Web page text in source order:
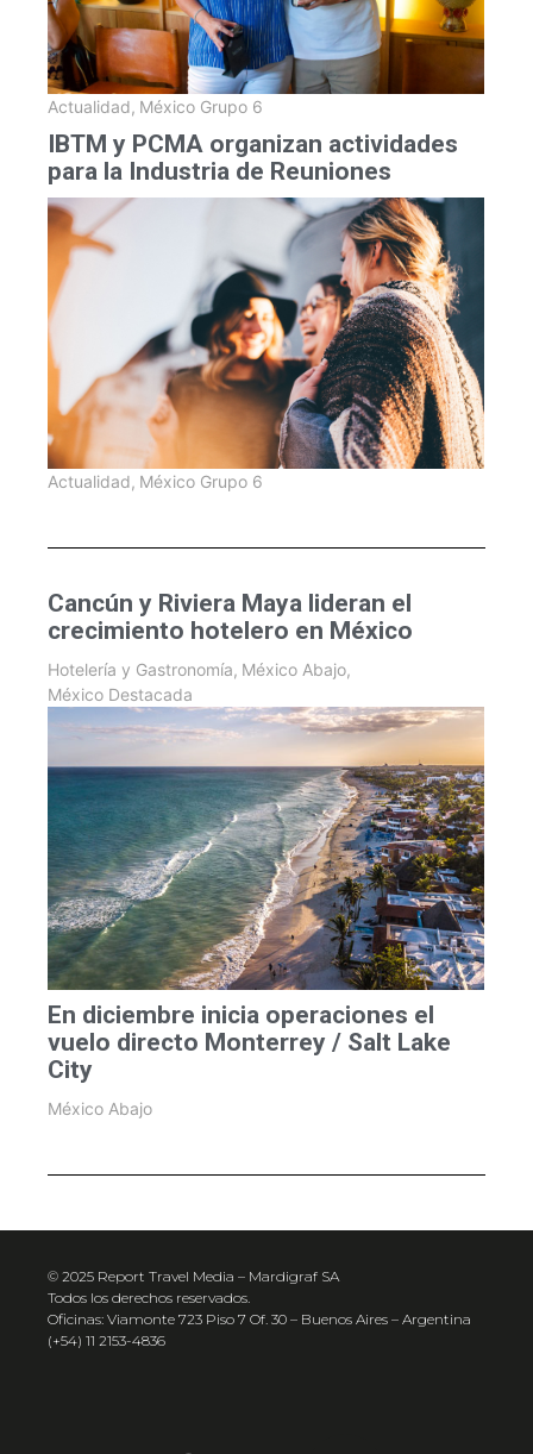
Actualidad, México Grupo 6
IBTM y PCMA organizan actividades
para la Industria de Reuniones
Actualidad, México Grupo 6
Cancún y Riviera Maya lideran el
crecimiento hotelero en México
Hotelería y Gastronomía, México Abajo,
México Destacada
En diciembre inicia operaciones el
vuelo directo Monterrey / Salt Lake
City
México Abajo
© 2025 Report Travel Media – Mardigraf SA
Todos los derechos reservados.
Oficinas: Viamonte 723 Piso 7 Of. 30 – Buenos Aires – Argentina
(+54) 11 2153-4836